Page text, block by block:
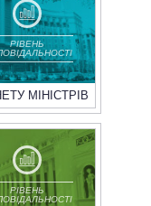
РІВЕНЬ
МІНІСТРІВ
РІВЕНЬ